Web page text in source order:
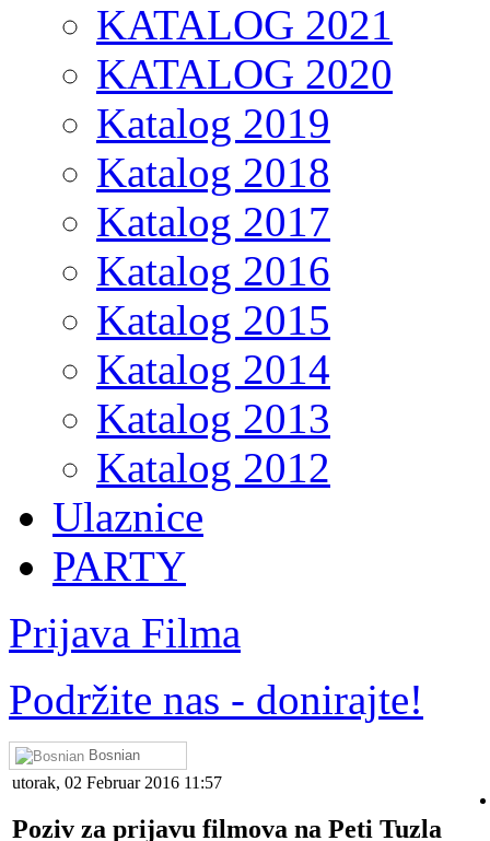
KATALOG 2021
KATALOG 2020
Katalog 2019
Katalog 2018
Katalog 2017
Katalog 2016
Katalog 2015
Katalog 2014
Katalog 2013
Katalog 2012
Ulaznice
PARTY
Prijava Filma
Podržite nas - donirajte!
Bosnian
utorak, 02 Februar 2016 11:57
Poziv za prijavu filmova na Peti Tuzla